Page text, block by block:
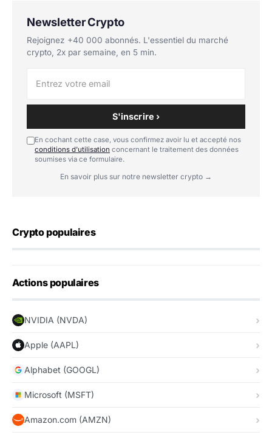
Newsletter Crypto
Rejoignez +40 000 abonnés. L'essentiel du marché
crypto, 2x par semaine, en 5 min.
S'inscrire ›
En cochant cette case, vous confirmez avoir lu et accepté nos
conditions d'utilisation concernant le traitement des données
soumises via ce formulaire.
En savoir plus sur notre newsletter crypto →
Crypto populaires
Actions populaires
NVIDIA (NVDA)
Apple (AAPL)
Alphabet (GOOGL)
Microsoft (MSFT)
Amazon.com (AMZN)